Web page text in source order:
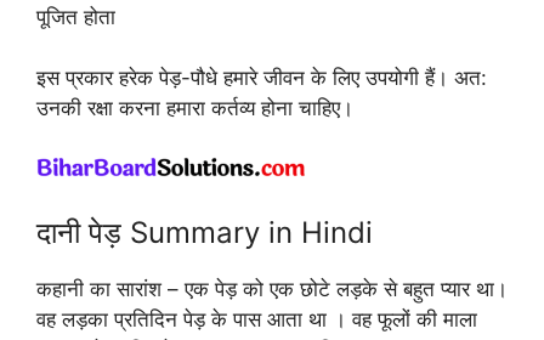
पूजित होता
इस प्रकार हरेक पेड़-पौधे हमारे जीवन के लिए उपयोगी हैं। अत:
उनकी रक्षा करना हमारा कर्तव्य होना चाहिए।
दानी पेड़ Summary in Hindi
कहानी का सारांश – एक पेड़ को एक छोटे लड़के से बहुत प्यार था।
वह लड़का प्रतिदिन पेड़ के पास आता था । वह फूलों की माला